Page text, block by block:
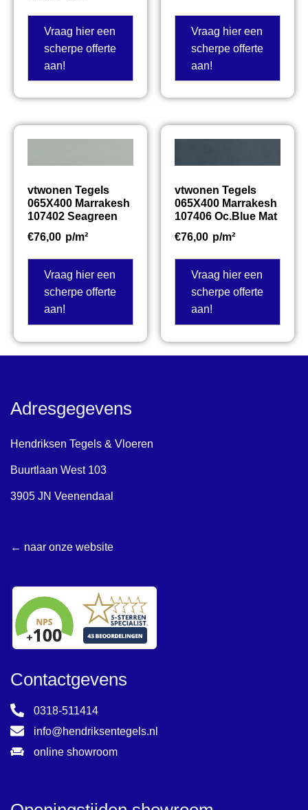
Vraag hier een
scherpe offerte
aan!
Vraag hier een
scherpe offerte
aan!
vtwonen Tegels
065X400 Marrakesh
107402 Seagreen
€76,00 p/m²
Vraag hier een
scherpe offerte
aan!
vtwonen Tegels
065X400 Marrakesh
107406 Oc.Blue Mat
€76,00 p/m²
Vraag hier een
scherpe offerte
aan!
Adresgegevens
Hendriksen Tegels & Vloeren
Buurtlaan West 103
3905 JN Veenendaal
← naar onze website
Contactgevens
0318-511414
info@hendriksentegels.nl
online showroom